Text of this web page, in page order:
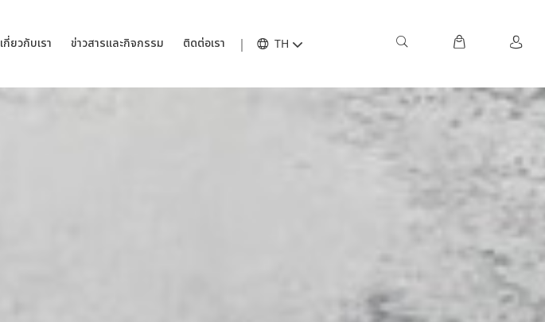
เกี่ยวกับเรา ข่าวสารและกิจกรรม ติดต่อเรา TH